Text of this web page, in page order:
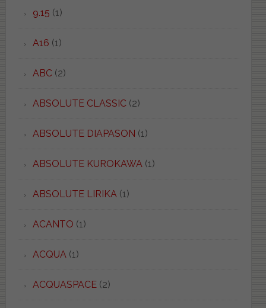
9.15 (1)
A16 (1)
ABC(2)
ABSOLUTE CLASSIC(2)
ABSOLUTE DIAPASON (1)
ABSOLUTE KUROKAWA (1)
ABSOLUTE LIRIKA (1)
ACANTO (1)
ACQUA (1)
ACQUASPACE(2)